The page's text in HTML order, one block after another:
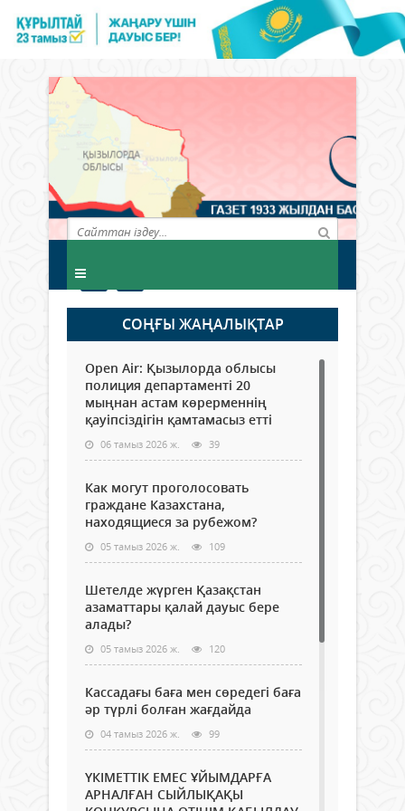
СОҢҒЫ ЖАҢАЛЫҚТАР
Open Air: Қызылорда облысы
полиция департаменті 20
мыңнан астам көрерменнің
қауіпсіздігін қамтамасыз етті
06 тамыз 2026 ж. 39
Как могут проголосовать
граждане Казахстана,
находящиеся за рубежом?
05 тамыз 2026 ж. 109
Шетелде жүрген Қазақстан
азаматтары қалай дауыс бере
алады?
05 тамыз 2026 ж. 120
Кассадағы баға мен сөредегі баға
әр түрлі болған жағдайда
04 тамыз 2026 ж. 99
ҮКІМЕТТІК ЕМЕС ҰЙЫМДАРҒА
АРНАЛҒАН СЫЙЛЫҚАҚЫ